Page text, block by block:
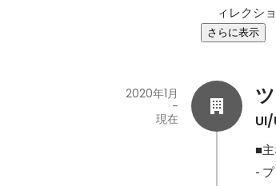
ィレクシ
さらに表示
2020年1月
-
現在
■
-